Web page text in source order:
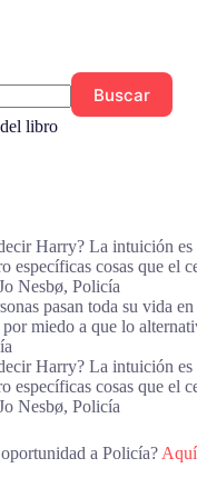
Buscar
libro
Harry? La intuición es
específicas cosas que el
Nesbø, Policía
pasan toda su vida
por miedo a que lo
Harry? La intuición es
específicas cosas que el
Nesbø, Policía
a Policía?